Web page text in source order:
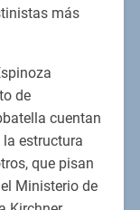
más
de
cuentan
estructura
que pisan
Ministerio de